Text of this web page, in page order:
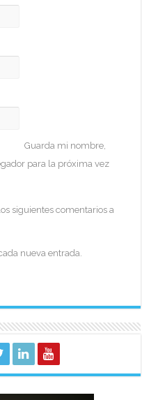
Guarda mi nombre,
para la próxima vez
siguientes comentarios a
nueva entrada.